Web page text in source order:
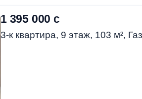
1 395 000 с
3-к квартира, 9 этаж, 103 м²,